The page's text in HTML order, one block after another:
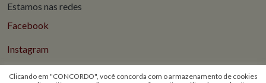
Estamos nas redes
Facebook
Instagram
Clicando em "CONCORDO", você concorda com o armazenamento de cookies